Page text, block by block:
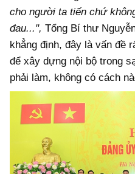
cho người ta tiến chứ
đau...", Tổng Bí thư
khẳng định, đây là vấn đề
để xây dựng nội bộ trong
phải làm, không có cách